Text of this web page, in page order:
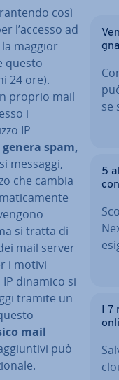
così
l’accesso ad
maggior
questo
24 ore).
proprio mail
i
IP
spam,
messaggi,
che cambia
si tratta di
mail server
i motivi
dinamico si
tramite un
mail
può
se
5
I